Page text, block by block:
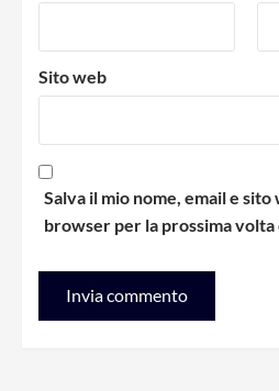
Sito web
Salva il mio nome, email e
browser per la prossima volta